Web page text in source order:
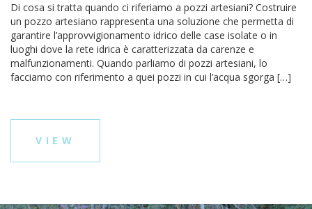
Di cosa si tratta quando ci riferiamo a pozzi artesiani? Costruire
un pozzo artesiano rappresenta una soluzione che permetta di
garantire l’approvvigionamento idrico delle case isolate o in
luoghi dove la rete idrica è caratterizzata da carenze e
malfunzionamenti. Quando parliamo di pozzi artesiani, lo
facciamo con riferimento a quei pozzi in cui l’acqua sgorga […]
VIEW